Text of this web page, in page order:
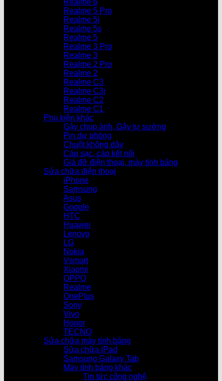
Realme 6
Realme 5 Pro
Realme 5i
Realme 5s
Realme 5
Realme 3 Pro
Realme 3
Realme 2 Pro
Realme 2
Realme C3
Realme C3i
Realme C2
Realme C1
Phụ kiện khác
Gậy chụp ảnh, Gậy tự sướng
Pin dự phòng
Chuột không dây
Cáp sạc, cáp kết nối
Giá đỡ điện thoại, máy tính bảng
Sửa chữa điện thoại
iPhone
Samsung
Asus
Google
HTC
Huawei
Lenovo
LG
Nokia
Vsmart
Xiaomi
OPPO
Realme
OnePlus
Sony
Vivo
Honor
TECNO
Sửa chữa máy tính bảng
Sửa chữa iPad
Samsung Galaxy Tab
Máy tính bảng khác
Tin tức công nghệ